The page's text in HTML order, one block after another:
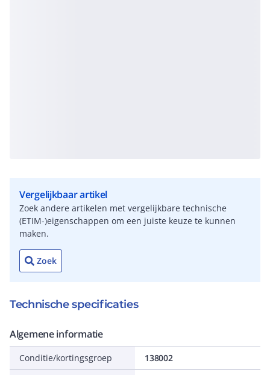
Vergelijkbaar artikel
Zoek andere artikelen met vergelijkbare technische
(ETIM-)eigenschappen om een juiste keuze te kunnen
maken.
Zoek
Technische specificaties
Algemene informatie
Conditie/kortingsgroep 138002